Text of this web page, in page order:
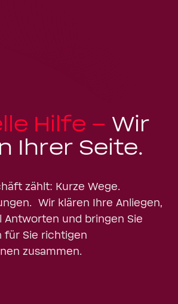
Hilfe – Wir
Ihrer Seite.
zählt: Kurze Wege.
Wir klären Ihre Anliegen,
Antworten und bringen Sie
für Sie richtigen
zusammen.